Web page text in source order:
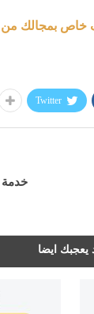
خاص بمجالك من
Twitter
يعجبك ايضا